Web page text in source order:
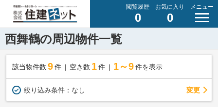
閲覧履歴
0
お気に入り
0
メニュー
西舞鶴の周辺物件一覧
該当物件数 9件 空き数 1 件 1～9 件を表示
絞り込み条件： なし 変更